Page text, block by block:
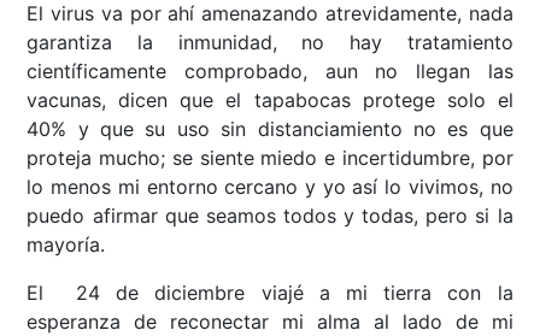
El virus va por ahí amenazando atrevidamente, nada
garantiza la inmunidad, no hay tratamiento
científicamente comprobado, aun no llegan las
vacunas, dicen que el tapabocas protege solo el
40% y que su uso sin distanciamiento no es que
proteja mucho; se siente miedo e incertidumbre, por
lo menos mi entorno cercano y yo así lo vivimos, no
puedo afirmar que seamos todos y todas, pero si la
mayoría.
El 24 de diciembre viajé a mi tierra con la
esperanza de reconectar mi alma al lado de mi